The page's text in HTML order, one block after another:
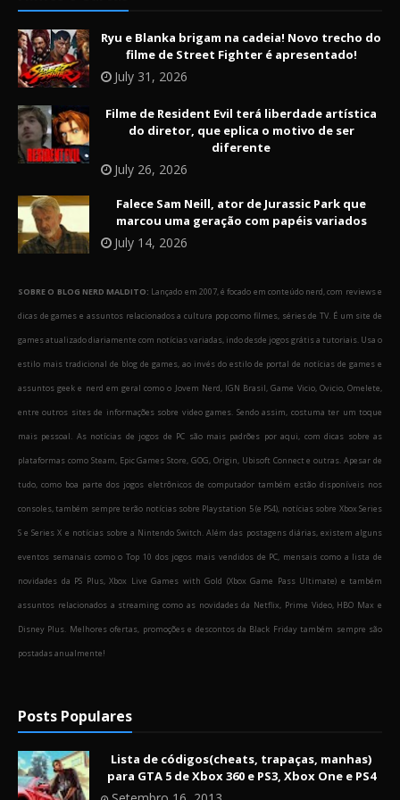
Ryu e Blanka brigam na cadeia! Novo trecho do
filme de Street Fighter é apresentado!
July 31, 2026
Filme de Resident Evil terá liberdade artística
do diretor, que eplica o motivo de ser
diferente
July 26, 2026
Falece Sam Neill, ator de Jurassic Park que
marcou uma geração com papéis variados
July 14, 2026
SOBRE O BLOG NERD MALDITO: Lançado em 2007, é focado em conteúdo nerd, com reviews e
dicas de games e assuntos relacionados a cultura pop como filmes, séries de TV. É um site de
games atualizado diariamente com notícias variadas, indo desde jogos grátis a tutoriais. Usa o
estilo mais tradicional de blog de games, ao invés do estilo de portal de notícias de games e
assuntos geek e nerd em geral como o Jovem Nerd, IGN Brasil, Game Vicio, Ovicio, Omelete,
entre outros sites de informações sobre video games. Sendo assim, costuma ter um toque
mais pessoal. As notícias de jogos de PC são mais padrões por aqui, com dicas sobre as
plataformas como Steam, Epic Games Store, GOG, Origin, Ubisoft Connect e outras. Apesar de
tudo, como boa parte dos jogos eletrônicos de computador também estão disponíveis nos
consoles, também sempre terão notícias sobre Playstation 5 (e PS4), notícias sobre Xbox Series
S e Series X e notícias sobre a Nintendo Switch. Além das postagens diárias, existem alguns
eventos semanais como o Top 10 dos jogos mais vendidos de PC, mensais como a lista de
novidades da PS Plus, Xbox Live Games with Gold (Xbox Game Pass Ultimate) e também
assuntos relacionados a streaming como as novidades da Netflix, Prime Video, HBO Max e
Disney Plus. Melhores ofertas, promoções e descontos da Black Friday também sempre são
postadas anualmente!
Posts Populares
Lista de códigos(cheats, trapaças, manhas)
para GTA 5 de Xbox 360 e PS3, Xbox One e PS4